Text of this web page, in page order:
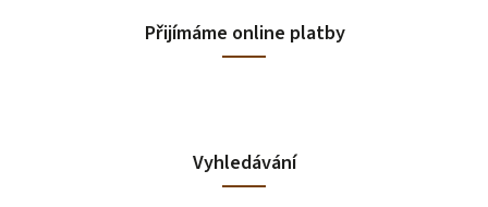
Přijímáme online platby
Vyhledávání